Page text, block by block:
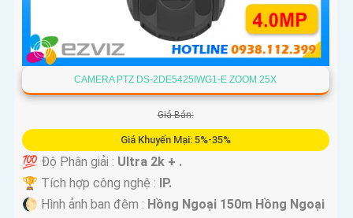
CAMERA PTZ DS-2DE5425IWG1-E ZOOM 25X
Giá Bán:
Giá Khuyến Mại: 5%-35%
💯 Độ Phân giải : Ultra 2k + .
🏆 Tích hợp công nghệ : IP.
🌔 Hình ảnh ban đêm : Hồng Ngoại 150m Hồng Ngoại